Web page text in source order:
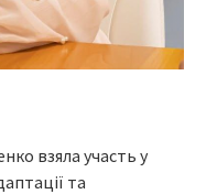
взяла участь у
та